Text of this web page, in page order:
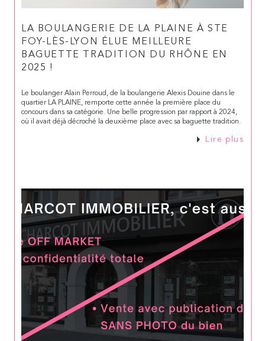
LA BOULANGERIE DE LA PLAINE À STE
FOY-LÈS-LYON ÉLUE MEILLEURE
BAGUETTE TRADITION DU RHÔNE EN
2025 !
Le boulanger Alain Perroud, de la boulangerie Alexis Douine dans le
quartier LA PLAINE, remporte cette année la première place du
concours dans sa catégorie. Une belle progression par rapport à 2024,
où il avait déjà décroché la deuxième place avec sa baguette tradition.
Lire plus